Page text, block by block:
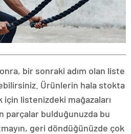
bir sonraki adım olan liste
Ürünlerin hala stokta
listenizdeki mağazaları
parçalar bulduğunuzda bu
geri döndüğünüzde çok